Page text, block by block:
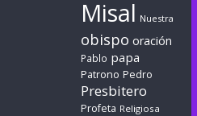
Misal Nuestra
obispo oración
Pablo papa
Patrono Pedro
Presbitero
Profeta Religiosa